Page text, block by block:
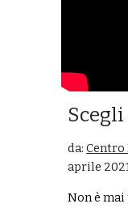
da:
aprile
Non è